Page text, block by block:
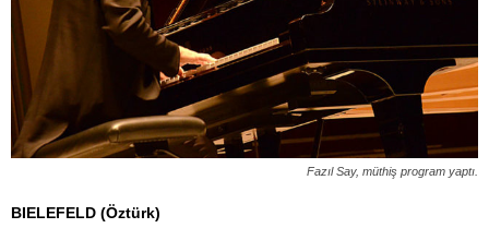
Fazıl Say, müthiş program yaptı.
BIELEFELD (Öztürk)